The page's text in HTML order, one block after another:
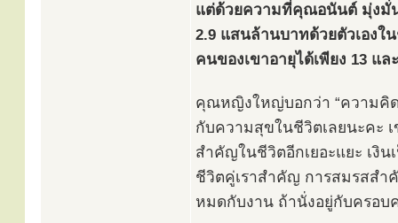
แต่ด้วยความที่คุณอนันต์ มุ่งมั่น
2.9 แสนล้านบาทด้วยตัวเองใ
คนของเขาอายุได้เพียง 13 แล
คุณหญิงใหญ่บอกว่า “ความคิด
กับความสุขในชีวิตเลยนะคะ
สำคัญในชีวิตอีกเยอะแยะ เงิ
ชีวิตคู่เราสำคัญ การสมรสสำ
หมดกับงาน ถ้านั่งอยู่กับครอบ